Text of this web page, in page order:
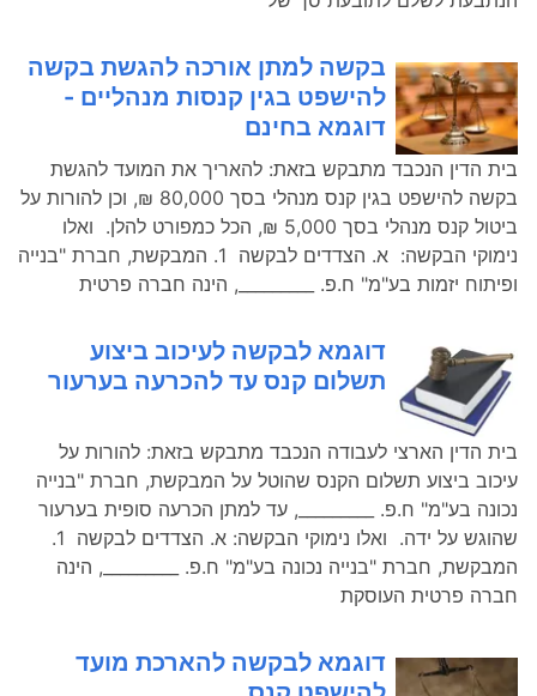
בקשה למתן אורכה להגשת בקשה
להישפט בגין קנסות מנהליים -
דוגמא בחינם
בית הדין הנכבד מתבקש בזאת: להאריך את המועד להגשת
בקשה להישפט בגין קנס מנהלי בסך 80,000 ₪, וכן להורות על
ביטול קנס מנהלי בסך 5,000 ₪, הכל כמפורט להלן. ואלו
נימוקי הבקשה: א. הצדדים לבקשה 1. המבקשת, חברת "בנייה
ופיתוח יזמות בע"מ" ח.פ. _________, הינה חברה פרטית
דוגמא לבקשה לעיכוב ביצוע
תשלום קנס עד להכרעה בערעור
בית הדין הארצי לעבודה הנכבד מתבקש בזאת: להורות על
עיכוב ביצוע תשלום הקנס שהוטל על המבקשת, חברת "בנייה
נכונה בע"מ" ח.פ. _________, עד למתן הכרעה סופית בערעור
שהוגש על ידה. ואלו נימוקי הבקשה: א. הצדדים לבקשה 1.
המבקשת, חברת "בנייה נכונה בע"מ" ח.פ. _________, הינה
חברה פרטית העוסקת
דוגמא לבקשה להארכת מועד